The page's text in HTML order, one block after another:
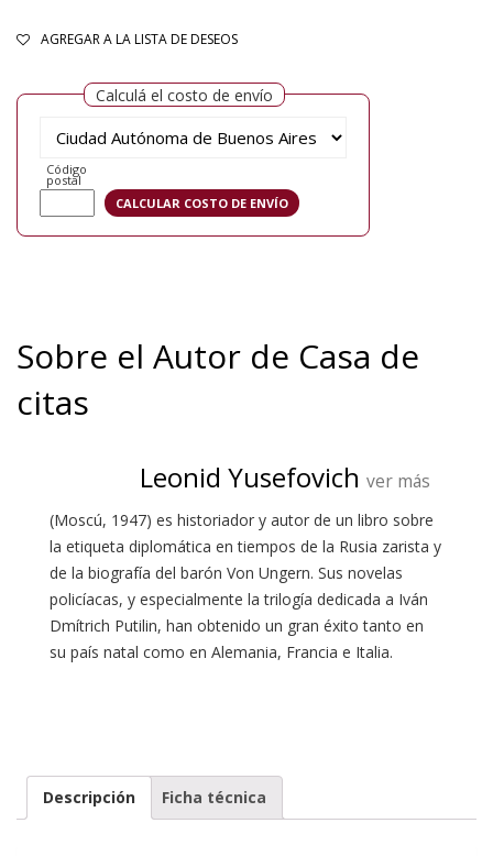
AGREGAR A LA LISTA DE DESEOS
Calculá el costo de envío
Código
postal
Sobre el Autor de Casa de
citas
Leonid Yusefovich ver más
(Moscú, 1947) es historiador y autor de un libro sobre
la etiqueta diplomática en tiempos de la Rusia zarista y
de la biografía del barón Von Ungern. Sus novelas
policíacas, y especialmente la trilogía dedicada a Iván
Dmítrich Putilin, han obtenido un gran éxito tanto en
su país natal como en Alemania, Francia e Italia.
Descripción Ficha técnica